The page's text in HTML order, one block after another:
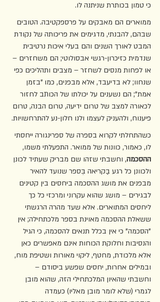
כי טמון בכותרת שניתנה לו.
ממוארים הם מאבקים על פרספקטיבה. הטובים
שבהם, להבנתי, מדגימים את פריכותה של נקודת
המבט לאורך השנים והם בעלי איכות נרטיבית
שנדמית כזיכרון-רגשי אבסולוטי; הם משחזרים –
או לפחות מנסים לשחזר – מצבים ותהליכים כפי
שנחוו; לא בדיעבד, אלא מבפנים, כמו "בזמן
אמת"; הם נשענים על יכולתו של הכותב לחזור
לכאורה למצב של טרום ידיעה, טרום הבנה, טרום
פיענוח, ולהעניק לעצמו ולנו חלון-נע להתרחשויות.
כשהתחלתי לקרוא בספרה של ספרינגורה ייחסתי
לו, כאמור, כוונות של ממואר. התפעלתי משמו,
ההסכמה, וחשבתי שזהו שם מבריק שעתיד לכונן
ולכוונן כל רגע בַּקריאה בְּספר שנועד להאיר
מבפנים את מושג ההסכמה ביחסים בין קטינים
לבגירים – מושג שהוא עקרוני ומרכזי כל כך
ליחסים המתוארים. אלא שעד מהרה הרגשתי
ששאלת ההסכמה מאוינת בספר מלכתחילה; אין
"הסכמה" כי אין בכלל תנאים להסכמה, כי הגיל
והנסיבות וחלוקת הכוחות אינם מאפשרים כאן
אלא מלכודת, מחטף, ליקוי מאורות ושטיפת מוח,
ובמילים אחרות, יחסים שפשע ביסודם –
וחשבתי שהאיון המלכתחילי הזה, שהוא מובן
לגמרי (שלא לומר מובן מאליו) כעמדה